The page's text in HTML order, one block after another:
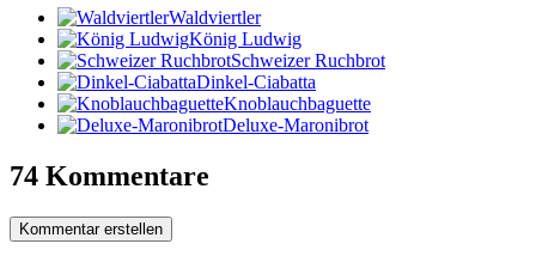
Waldviertler
König Ludwig
Schweizer Ruchbrot
Dinkel-Ciabatta
Knoblauchbaguette
Deluxe-Maronibrot
74 Kommentare
Kommentar erstellen